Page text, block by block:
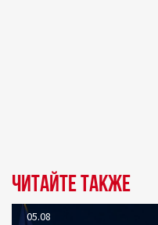
Читайте также
05.08